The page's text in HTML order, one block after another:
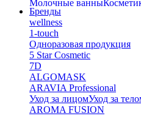
Молочные ванны
Тайские бальзамы
Альгинатные маски
Бренды
wellness
1-touch
Одноразовая продукция
5 Star Cosmetic
7D
ALGOMASK
ARAVIA Professional
Уход за лицомУход за
AROMA FUSION